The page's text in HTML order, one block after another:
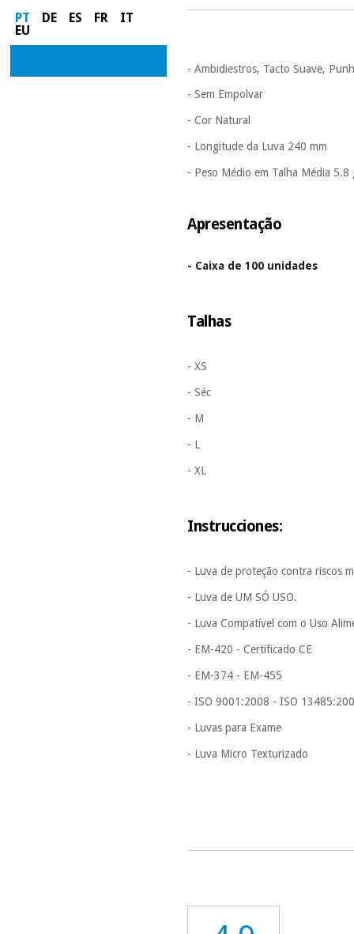
PT DE ES FR
IT
EU
- Ambidiestros, Tacto Suave,
- Sem Empolvar
- Cor Natural
- Longitude da Luva 240 mm
- Peso Médio em Talha Média 5.8
Apresentação
- Caixa de 100 unidades
Talhas
- XS
- Séc
- M
- L
- XL
Instrucciones:
- Luva de proteção contra riscos
- Luva de UM SÓ USO.
- Luva Compatível com o Uso
- EM-420 - Certificado CE
- EM-374 - EM-455
- ISO 9001:2008 - ISO
- Luvas para Exame
- Luva Micro Texturizado